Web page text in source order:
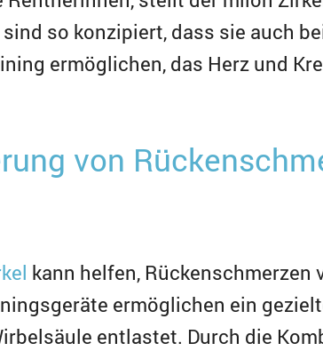
so konzipiert, dass sie auch
ermöglichen, das Herz und
von
kann helfen, Rückenschmerzen
ermöglichen ein
entlastet. Durch die